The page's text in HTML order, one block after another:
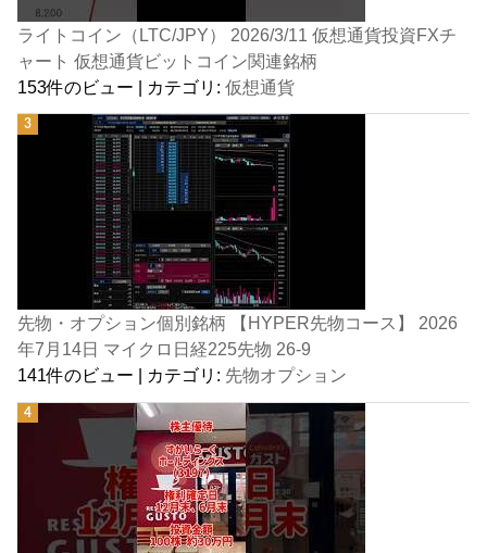
ライトコイン（LTC/JPY） 2026/3/11 仮想通貨投資FXチ
ャート 仮想通貨ビットコイン関連銘柄
153件のビュー | カテゴリ:仮想通貨
先物・オプション個別銘柄 【HYPER先物コース】 2026
年7月14日 マイクロ日経225先物 26-9
141件のビュー
カテゴリ: 先物オプション